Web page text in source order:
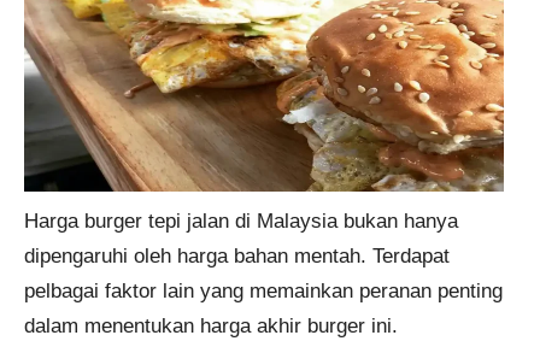
Harga burger tepi jalan di Malaysia bukan hanya
dipengaruhi oleh harga bahan mentah. Terdapat
pelbagai faktor lain yang memainkan peranan penting
dalam menentukan harga akhir burger ini.